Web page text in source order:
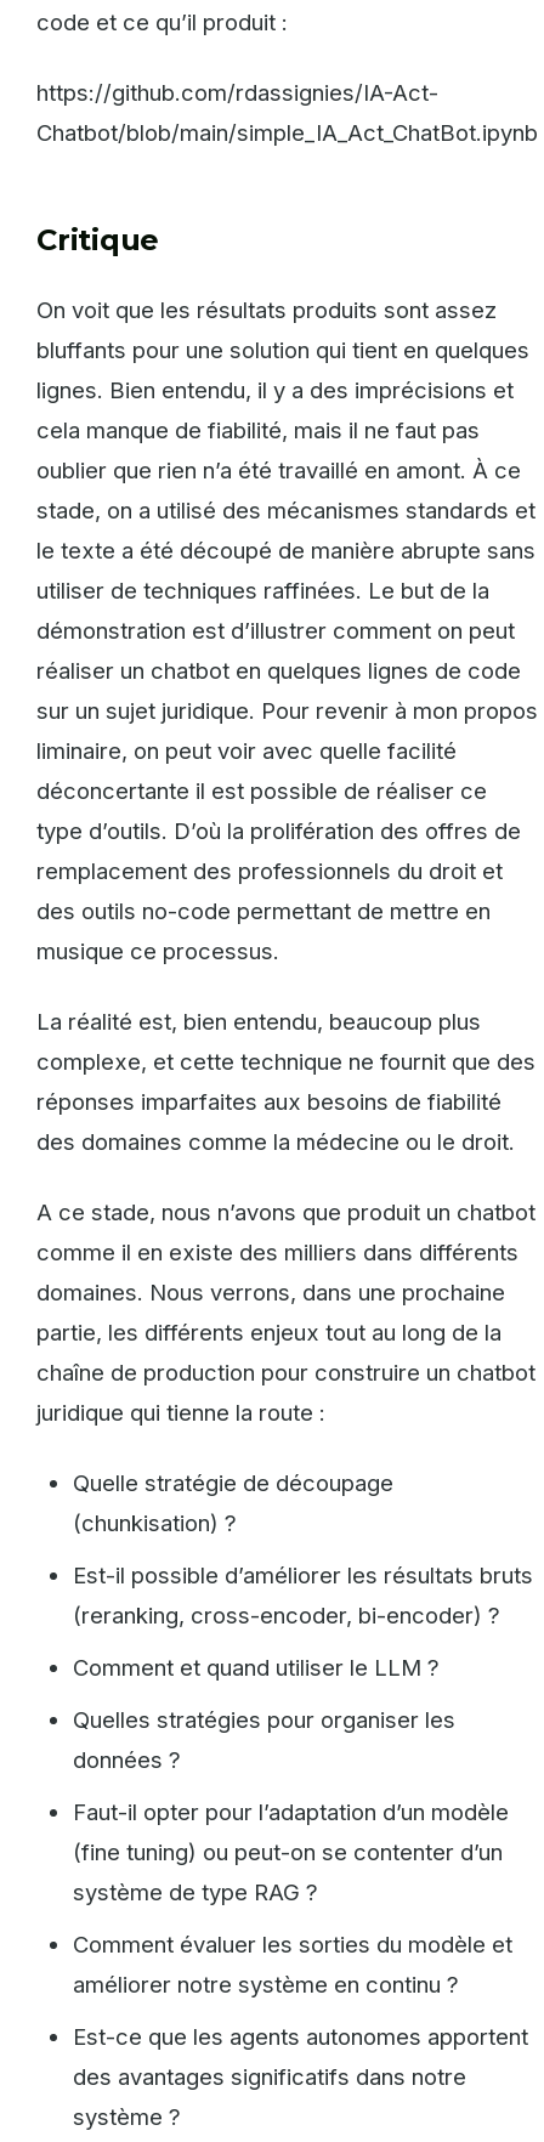
code et ce qu’il produit :
https://github.com/rdassignies/IA-Act-
Chatbot/blob/main/simple_IA_Act_ChatBot.ipynb
Critique
On voit que les résultats produits sont assez
bluffants pour une solution qui tient en quelques
lignes. Bien entendu, il y a des imprécisions et
cela manque de fiabilité, mais il ne faut pas
oublier que rien n’a été travaillé en amont. À ce
stade, on a utilisé des mécanismes standards et
le texte a été découpé de manière abrupte sans
utiliser de techniques raffinées. Le but de la
démonstration est d’illustrer comment on peut
réaliser un chatbot en quelques lignes de code
sur un sujet juridique. Pour revenir à mon propos
liminaire, on peut voir avec quelle facilité
déconcertante il est possible de réaliser ce
type d’outils. D’où la prolifération des offres de
remplacement des professionnels du droit et
des outils no-code permettant de mettre en
musique ce processus.
La réalité est, bien entendu, beaucoup plus
complexe, et cette technique ne fournit que des
réponses imparfaites aux besoins de fiabilité
des domaines comme la médecine ou le droit.
A ce stade, nous n’avons que produit un chatbot
comme il en existe des milliers dans différents
domaines. Nous verrons, dans une prochaine
partie, les différents enjeux tout au long de la
chaîne de production pour construire un chatbot
juridique qui tienne la route :
Quelle stratégie de découpage
(chunkisation) ?
Est-il possible d’améliorer les résultats bruts
(reranking, cross-encoder, bi-encoder) ?
Comment et quand utiliser le LLM ?
Quelles stratégies pour organiser les
données ?
Faut-il opter pour l’adaptation d’un modèle
(fine tuning) ou peut-on se contenter d’un
système de type RAG ?
Comment évaluer les sorties du modèle et
améliorer notre système en continu ?
Est-ce que les agents autonomes apportent
des avantages significatifs dans notre
système ?